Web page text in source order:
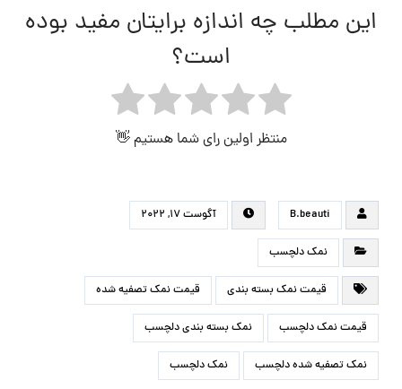
این مطلب چه اندازه برایتان مفید بوده
است؟
منتظر اولین رای شما هستیم 👋
B.beauti آگوست ۱۷, ۲۰۲۲
نمک دلچسب
قیمت نمک بسته بندی قیمت نمک تصفیه شده
قیمت نمک دلچسب نمک بسته بندی دلچسب
نمک تصفیه شده دلچسب نمک دلچسب